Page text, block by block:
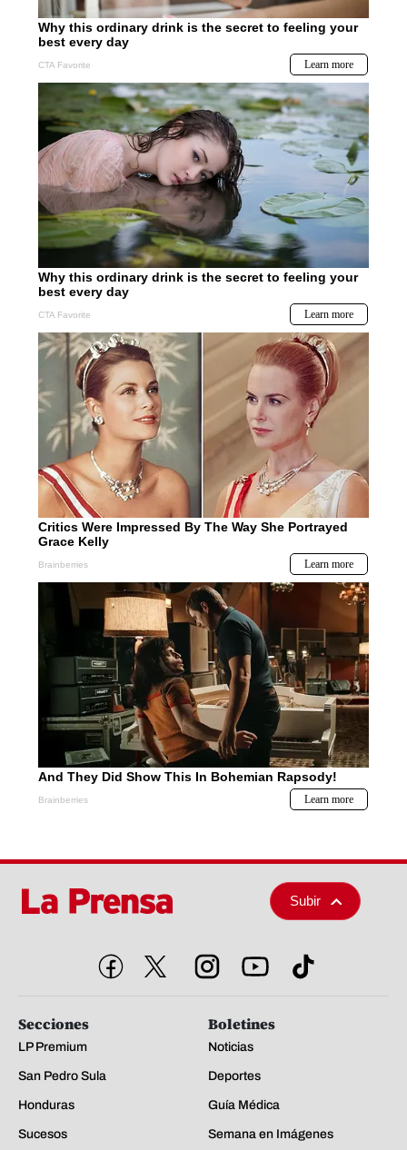
Subir
Secciones
LP Premium
San Pedro Sula
Honduras
Sucesos
Boletines
Noticias
Deportes
Guía Médica
Semana en Imágenes